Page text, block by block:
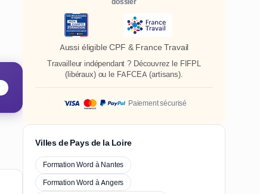
Aussi éligible CPF & France Travail
Travailleur indépendant ? Découvrez le FIFPL
(libéraux) ou le FAFCEA (artisans).
Paiement sécurisé
Villes de Pays de la Loire
Formation Word à Nantes
Formation Word à Angers